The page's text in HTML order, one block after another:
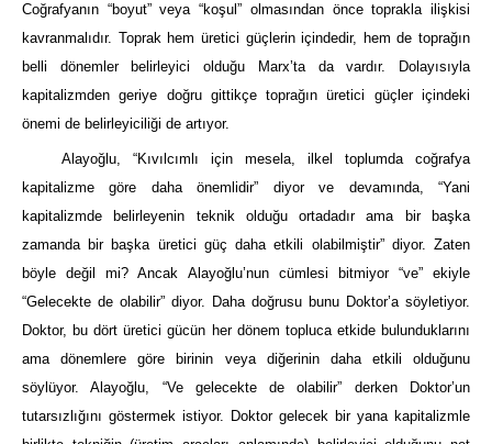
Coğrafyanın “boyut” veya “koşul” olmasından önce toprakla ilişkisi
kavranmalıdır. Toprak hem üretici güçlerin içindedir, hem de toprağın
belli dönemler belirleyici olduğu Marx’ta da vardır. Dolayısıyla
kapitalizmden geriye doğru gittikçe toprağın üretici güçler içindeki
önemi de belirleyiciliği de artıyor.
Alayoğlu, “Kıvılcımlı için mesela, ilkel toplumda coğrafya
kapitalizme göre daha önemlidir” diyor ve devamında, “Yani
kapitalizmde belirleyenin teknik olduğu ortadadır ama bir başka
zamanda bir başka üretici güç daha etkili olabilmiştir” diyor. Zaten
böyle değil mi? Ancak Alayoğlu’nun cümlesi bitmiyor “ve” ekiyle
“Gelecekte de olabilir” diyor. Daha doğrusu bunu Doktor’a söyletiyor.
Doktor, bu dört üretici gücün her dönem topluca etkide bulunduklarını
ama dönemlere göre birinin veya diğerinin daha etkili olduğunu
söylüyor. Alayoğlu, “Ve gelecekte de olabilir” derken Doktor’un
tutarsızlığını göstermek istiyor. Doktor gelecek bir yana kapitalizmle